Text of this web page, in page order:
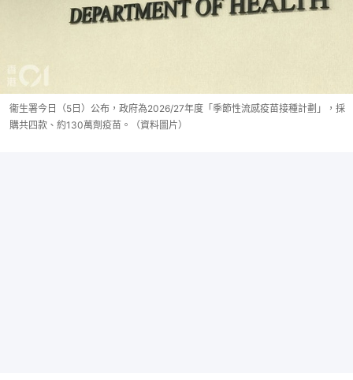
衞生署今日（5日）公布，政府為2026/27年度「季節性流感疫苗接種計劃」，採
購共四款、約130萬劑疫苗。（資料圖片）